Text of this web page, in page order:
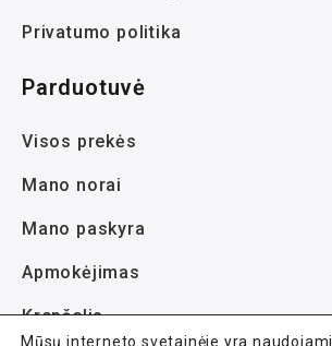
Privatumo politika
Parduotuvė
Visos prekės
Mano norai
Mano paskyra
Apmokėjimas
Krepšelis
Mūsų interneto svetainėje yra naudojami